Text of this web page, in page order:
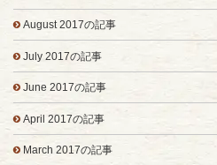
August 2017の記事
July 2017の記事
June 2017の記事
April 2017の記事
March 2017の記事